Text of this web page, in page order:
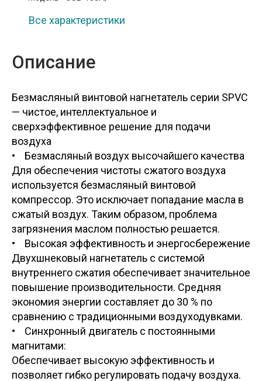
Все характеристики
Описание
Безмасляный винтовой нагнетатель серии SPVC
— чистое, интеллектуальное и
сверхэффективное решение для подачи
воздуха
• Безмасляный воздух высочайшего качества
Для обеспечения чистоты сжатого воздуха
используется безмасляный винтовой
компрессор. Это исключает попадание масла в
сжатый воздух. Таким образом, проблема
загрязнения маслом полностью решается.
• Высокая эффективность и энергосбережение
Двухшнековый нагнетатель с системой
внутреннего сжатия обеспечивает значительное
повышение производительности. Средняя
экономия энергии составляет до 30 % по
сравнению с традиционными воздуходувками.
• Синхронный двигатель с постоянными
магнитами:
Обеспечивает высокую эффективность и
позволяет гибко регулировать подачу воздуха.